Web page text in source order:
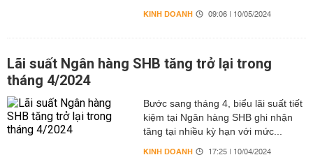
KINH DOANH 09:06 | 10/05/2024
Lãi suất Ngân hàng SHB tăng trở lại trong
tháng 4/2024
Bước sang tháng 4, biểu lãi suất tiết
kiệm tại Ngân hàng SHB ghi nhận
tăng tại nhiều kỳ hạn với mức...
KINH DOANH 17:25 | 10/04/2024